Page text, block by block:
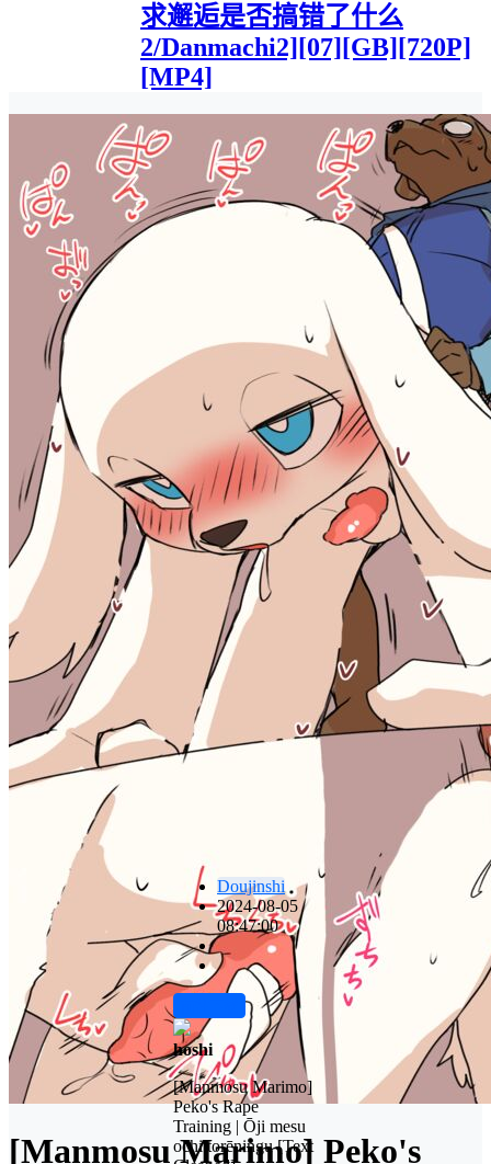
求邂逅是否搞错了什么
2/Danmachi2][07][GB][720P]
[MP4]
[Manmosu Marimo] Peko's
Doujinshi
2024-08-05
08:47:00
hoshi
[Manmosu Marimo]
Peko's Rape
Training | Ōji mesu
ochi torēningu [Text